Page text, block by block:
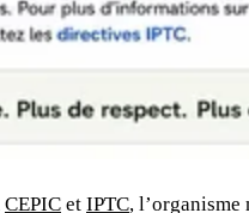
CEPIC et IPTC,